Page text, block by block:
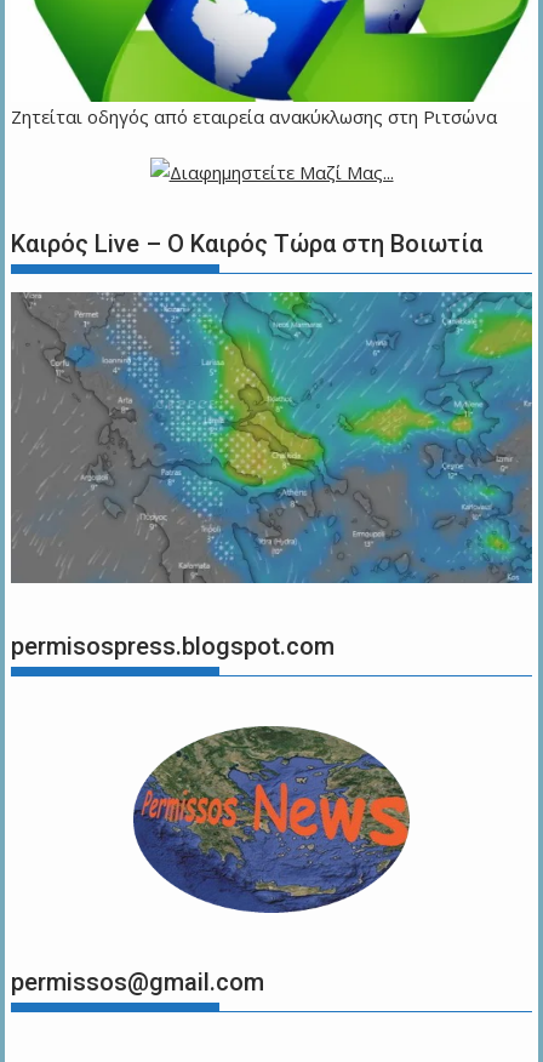
Ζητείται οδηγός από εταιρεία ανακύκλωσης στη Ριτσώνα
Καιρός Live – Ο Καιρός Τώρα στη Βοιωτία
permisospress.blogspot.com
permissos@gmail.com